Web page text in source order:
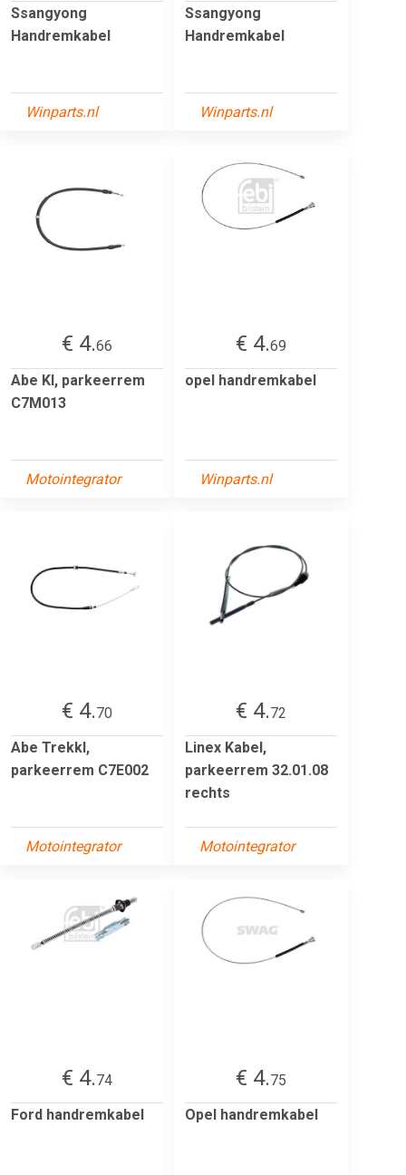
Ssangyong
Handremkabel
Winparts.nl
Ssangyong
Handremkabel
Winparts.nl
€ 4.66
Abe Kl, parkeerrem
C7M013
Motointegrator
€ 4.69
opel handremkabel
Winparts.nl
€ 4.70
Abe Trekkl,
parkeerrem C7E002
Motointegrator
€ 4.72
Linex Kabel,
parkeerrem 32.01.08
rechts
Motointegrator
€ 4.74
Ford handremkabel
€ 4.75
Opel handremkabel